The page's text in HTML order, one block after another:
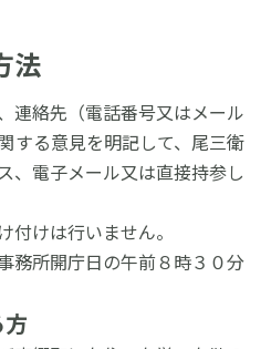
法
連絡先（電話番号又はメール
する意見を明記して、尾三衛
、電子メール又は直接持参し
けは行いません。
所開庁日の午前８時３０分